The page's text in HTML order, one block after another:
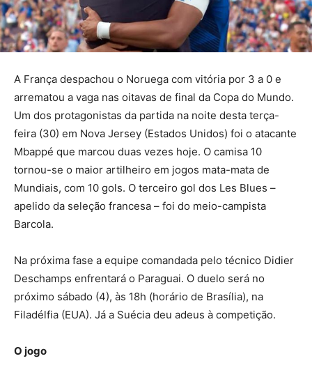
A França despachou o Noruega com vitória por 3 a 0 e
arrematou a vaga nas oitavas de final da Copa do Mundo.
Um dos protagonistas da partida na noite desta terça-
feira (30) em Nova Jersey (Estados Unidos) foi o atacante
Mbappé que marcou duas vezes hoje. O camisa 10
tornou-se o maior artilheiro em jogos mata-mata de
Mundiais, com 10 gols. O terceiro gol dos Les Blues –
apelido da seleção francesa – foi do meio-campista
Barcola.
Na próxima fase a equipe comandada pelo técnico Didier
Deschamps enfrentará o Paraguai. O duelo será no
próximo sábado (4), às 18h (horário de Brasília), na
Filadélfia (EUA). Já a Suécia deu adeus à competição.
O jogo